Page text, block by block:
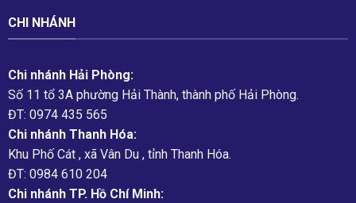
CHI NHÁNH
Chi nhánh Hải Phòng:
Số 11 tổ 3A phường Hải Thành, thành phố Hải Phòng.
ĐT: 0974 435 565
Chi nhánh Thanh Hóa:
Khu Phố Cát , xã Vân Du , tỉnh Thanh Hóa.
ĐT: 0984 610 204
Chi nhánh TP. Hồ Chí Minh: